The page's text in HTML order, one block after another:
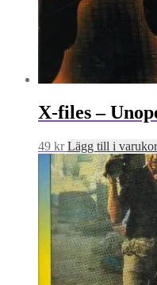
X-files –
49 kr Lägg till i